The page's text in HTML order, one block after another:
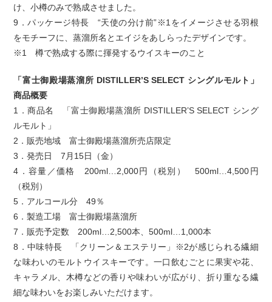
け、小樽のみで熟成させました。
9．パッケージ特長 “天使の分け前”※1をイメージさせる羽根
をモチーフに、蒸溜所名とエイジをあしらったデザインです。
※1 樽で熟成する際に揮発するウイスキーのこと
「富士御殿場蒸溜所 DISTILLER’S SELECT シングルモルト」
商品概要
1．商品名 「富士御殿場蒸溜所 DISTILLER’S SELECT シング
ルモルト」
2．販売地域 富士御殿場蒸溜所売店限定
3．発売日 7月15日（金）
4．容量／価格 200ml…2,000円（税別） 500ml…4,500円
（税別）
5．アルコール分 49％
6．製造工場 富士御殿場蒸溜所
7．販売予定数 200ml…2,500本、500ml…1,000本
8．中味特長 「クリーン＆エステリー」※2が感じられる繊細
な味わいのモルトウイスキーです。一口飲むごとに果実や花、
キャラメル、木樽などの香りや味わいが広がり、折り重なる繊
細な味わいをお楽しみいただけます。